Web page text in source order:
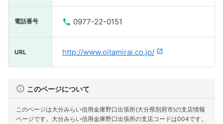
電話番号 0977-22-0151
URL http://www.oitamirai.co.jp/
このページについて
このページは大分みらい信用金庫野口出張所(大分県別府市)の支店情報
ページです。 大分みらい信用金庫野口出張所の支店コードは004です。